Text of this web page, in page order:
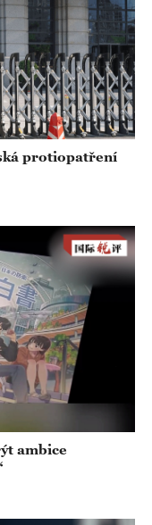
protiopatření
ambice